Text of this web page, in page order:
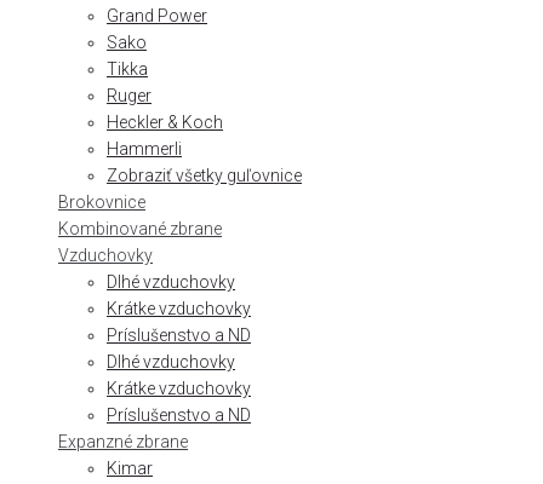
Grand Power
Sako
Tikka
Ruger
Heckler & Koch
Hammerli
Zobraziť všetky guľovnice
Brokovnice
Kombinované zbrane
Vzduchovky
Dlhé vzduchovky
Krátke vzduchovky
Príslušenstvo a ND
Dlhé vzduchovky
Krátke vzduchovky
Príslušenstvo a ND
Expanzné zbrane
Kimar